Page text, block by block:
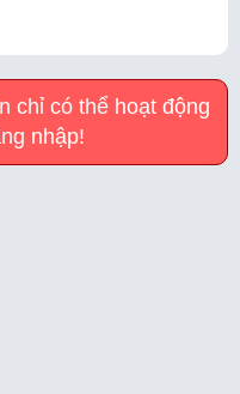
chỉ có thể hoạt động
nhập!